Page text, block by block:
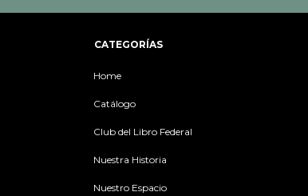
CATEGORÍAS
Home
Catálogo
Club del Libro Federal
Nuestra Historia
Nuestro Espacio